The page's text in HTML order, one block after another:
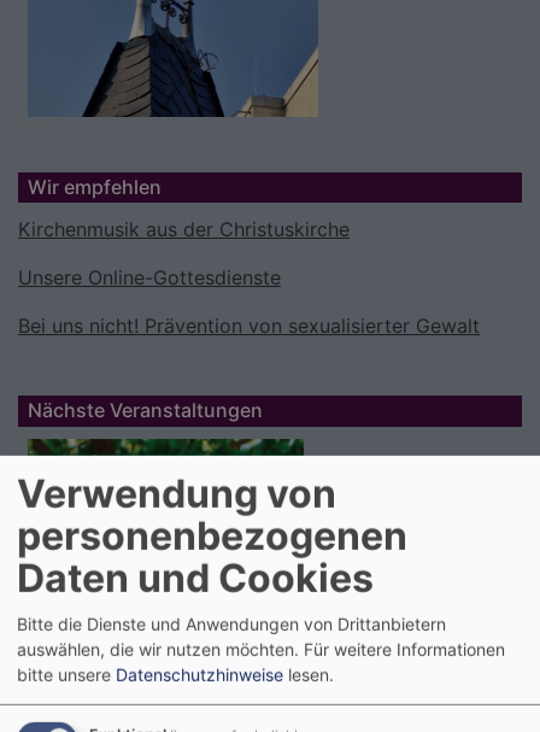
Wir empfehlen
Kirchenmusik aus der Christuskirche
Unsere Online-Gottesdienste
Bei uns nicht! Prävention von sexualisierter Gewalt
Nächste Veranstaltungen
Verwendung von
personenbezogenen
Daten und Cookies
Bitte die Dienste und Anwendungen von Drittanbietern
auswählen, die wir nutzen möchten. Für weitere Informationen
bitte unsere Datenschutzhinweise lesen.